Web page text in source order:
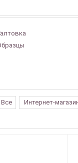
Все Интернет-